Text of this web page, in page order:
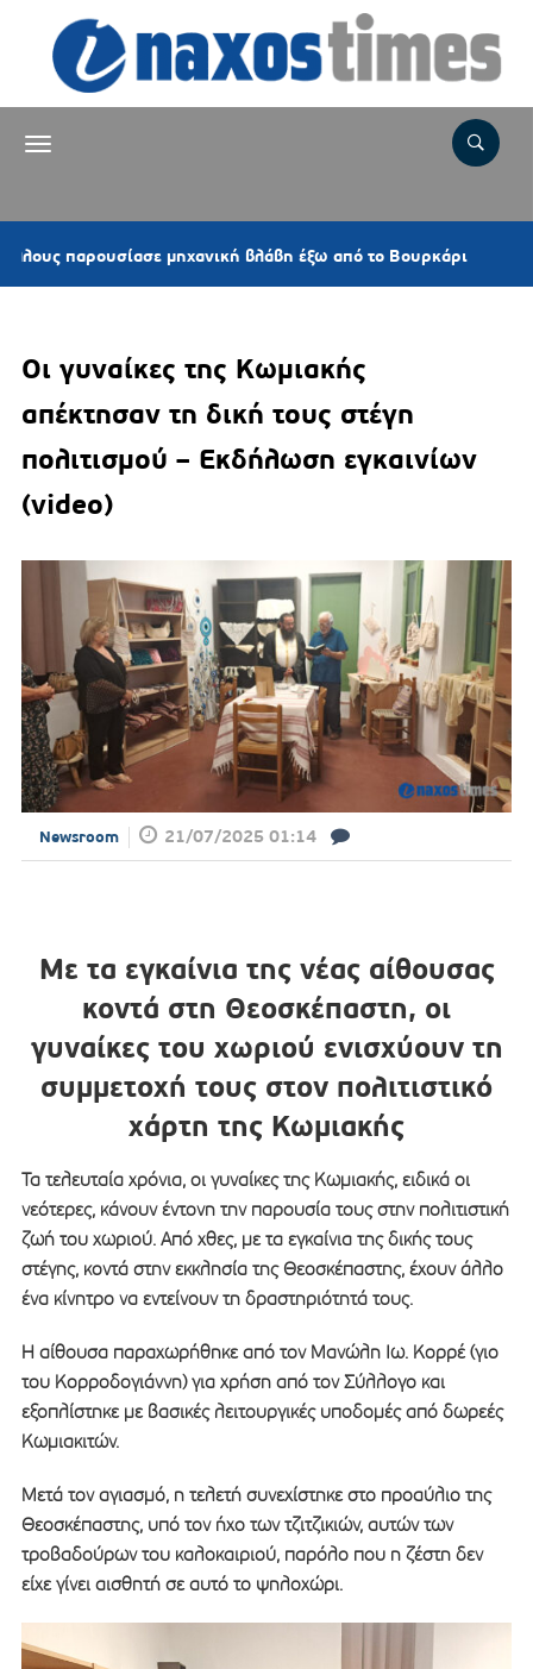
παρουσίασε μηχανική βλάβη έξω από το Βουρκάρι
Οι γυναίκες της Κωμιακής
απέκτησαν τη δική τους στέγη
πολιτισμού – Εκδήλωση εγκαινίων
(video)
Newsroom 21/07/2025 01:14
Με τα εγκαίνια της νέας αίθουσας
κοντά στη Θεοσκέπαστη, οι
γυναίκες του χωριού ενισχύουν τη
συμμετοχή τους στον πολιτιστικό
χάρτη της Κωμιακής
Τα τελευταία χρόνια, οι γυναίκες της Κωμιακής, ειδικά οι
νεότερες, κάνουν έντονη την παρουσία τους στην πολιτιστική
ζωή του χωριού. Από χθες, με τα εγκαίνια της δικής τους
στέγης, κοντά στην εκκλησία της Θεοσκέπαστης, έχουν άλλο
ένα κίνητρο να εντείνουν τη δραστηριότητά τους.
Η αίθουσα παραχωρήθηκε από τον Μανώλη Ιω. Κορρέ (γιο
του Κορροδογιάννη) για χρήση από τον Σύλλογο και
εξοπλίστηκε με βασικές λειτουργικές υποδομές από δωρεές
Κωμιακιτών.
Μετά τον αγιασμό, η τελετή συνεχίστηκε στο προαύλιο της
Θεοσκέπαστης, υπό τον ήχο των τζιτζικιών, αυτών των
τροβαδούρων του καλοκαιριού, παρόλο που η ζέστη δεν
είχε γίνει αισθητή σε αυτό το ψηλοχώρι.